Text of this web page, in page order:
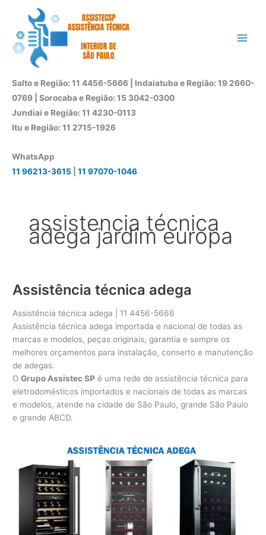
conteúdo
Salto e Região: 11 4456-5666 | Indaiatuba e Região: 19 2660-
0769 | Sorocaba e Região: 15 3042-0300
Jundiaí e Região: 11 4230-0113
Itu e Região: 11 2715-1926
WhatsApp
11 96213-3615
11 97070-1046
assistencia técnica
adega jardim europa
Assistência técnica adega
Assistência técnica adega | 11 4456-5666
Assistência técnica adega importada e nacional de todas as
marcas e modelos, peças originais, garantia e sempre os
melhores orçamentos para instalação, conserto e manutenção
de adegas.
OGrupo Assistec SP é uma rede de assistência técnica para
eletrodomésticos importados e nacionais de todas as marcas
e modelos, atende na cidade de São Paulo, grande São Paulo
e grande ABCD.